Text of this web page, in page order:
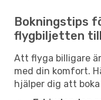
Bokningstips
flygbiljetten
Att flyga billigare
med din komfort.
hjälper dig att